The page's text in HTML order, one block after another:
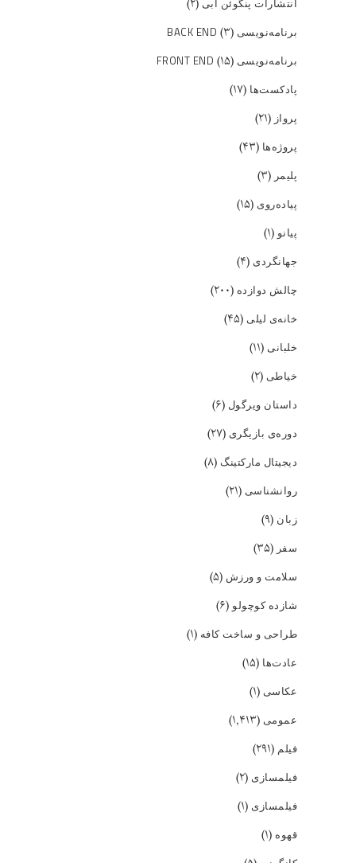
(۲)
برنامه‌نویسی BACK END (۳)
برنامه‌نویسی FRONT END (۱۵)
پادکست‌ها (۱۷)
پرواز (۲۱)
پروژه‌ها (۴۳)
پلیمر (۳)
پیاده‌روی (۱۵)
پیانو(۱)
جهانگردی (۴)
چالش دوازده (۲۰۰)
خانه‌ی لیلی (۴۵)
خلبانی (۱۱)
خیاطی (۲)
داستان ویرگول (۶)
دوره‌ی بازیگری (۲۷)
دیجیتال مارکتینگ (۸)
روانشناسی (۲۱)
زبان (۹)
سفر (۳۵)
سلامت و ورزش (۵)
شازده کوچولو(۶)
طراحی و ساخت کافه (۱)
عادت‌ها (۱۵)
عکاسی (۱)
عمومی (۱,۴۱۳)
فیلم (۲۹۱)
فیلمسازی (۲)
فیلمسازی (۱)
قهوه (۱)